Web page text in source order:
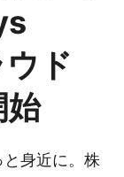
ド
始
身近に。株